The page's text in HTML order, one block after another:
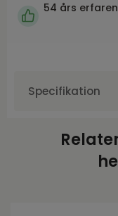
54 års
Specifikation
Varumärke